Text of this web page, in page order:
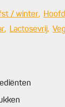
/ winter
Lactosevrij